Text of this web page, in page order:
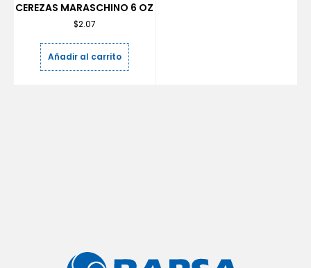
CEREZAS MARASCHINO 6 OZ
$2.07
Añadir al carrito